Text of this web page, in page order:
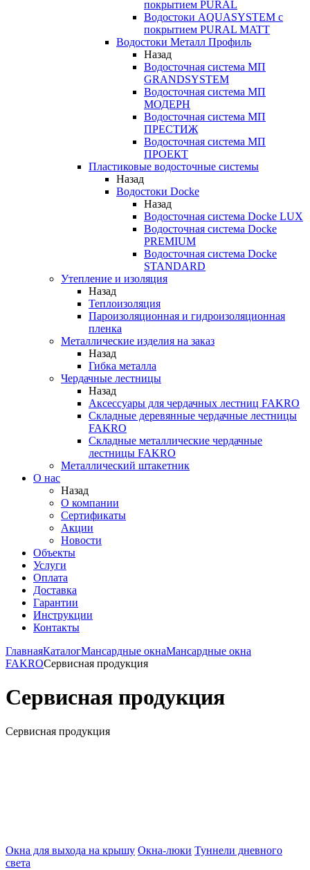
покрытием PURAL
Водостоки AQUASYSTEM с
покрытием PURAL MATT
Водостоки Металл Профиль
Назад
Водосточная система МП
GRANDSYSTEM
Водосточная система МП
МОДЕРН
Водосточная система МП
ПРЕСТИЖ
Водосточная система МП
ПРОЕКТ
Пластиковые водосточные системы
Назад
Водостоки Docke
Назад
Водосточная система Docke LUX
Водосточная система Docke
PREMIUM
Водосточная система Docke
STANDARD
Утепление и изоляция
Назад
Теплоизоляция
Пароизоляционная и гидроизоляционная
пленка
Металлические изделия на заказ
Назад
Гибка металла
Чердачные лестницы
Назад
Аксессуары для чердачных лестниц FAKRO
Складные деревянные чердачные лестницы
FAKRO
Складные металлические чердачные
лестницы FAKRO
Металлический штакетник
О нас
Назад
О компании
Сертификаты
Акции
Новости
Объекты
Услуги
Оплата
Доставка
Гарантии
Инструкции
Контакты
ГлавнаяКаталогМансардные окнаМансардные окна
FAKROСервисная продукция
Сервисная продукция
Сервисная продукция
Окна для выхода на крышу Окна-люки Туннели дневного
света